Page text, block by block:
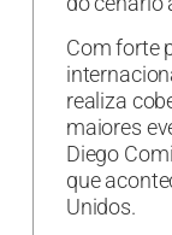
Com forte
realiza
maiores
Diego
que
Unidos.